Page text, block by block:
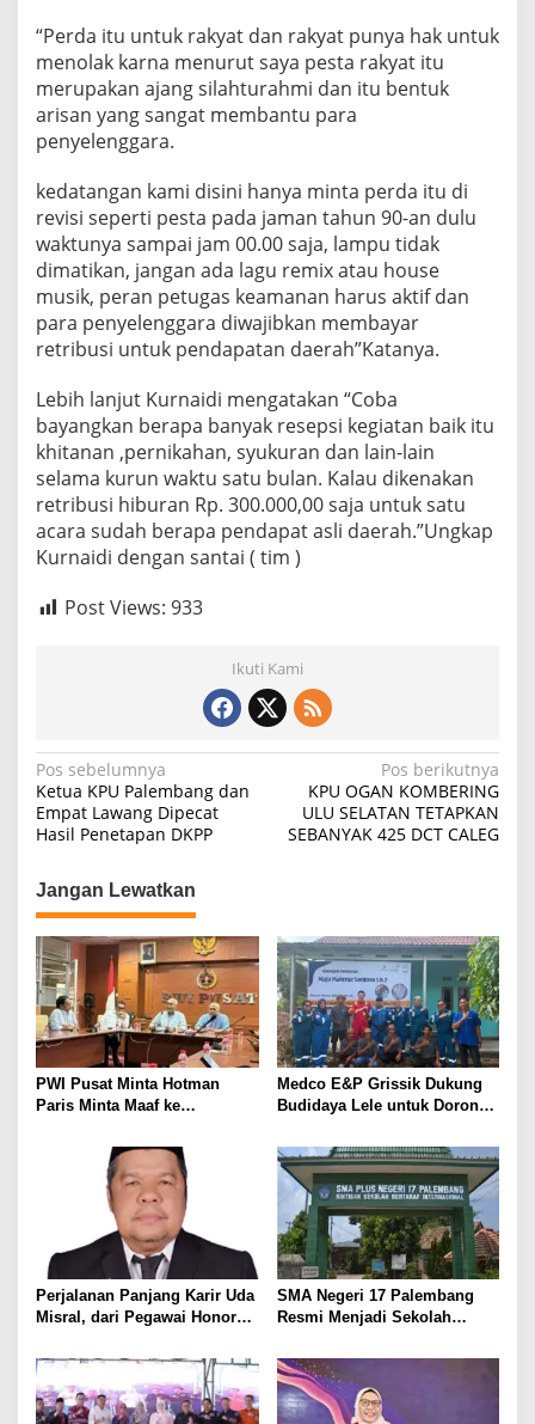
“Perda itu untuk rakyat dan rakyat punya hak untuk
menolak karna menurut saya pesta rakyat itu
merupakan ajang silahturahmi dan itu bentuk
arisan yang sangat membantu para
penyelenggara.
kedatangan kami disini hanya minta perda itu di
revisi seperti pesta pada jaman tahun 90-an dulu
waktunya sampai jam 00.00 saja, lampu tidak
dimatikan, jangan ada lagu remix atau house
musik, peran petugas keamanan harus aktif dan
para penyelenggara diwajibkan membayar
retribusi untuk pendapatan daerah”Katanya.
Lebih lanjut Kurnaidi mengatakan “Coba
bayangkan berapa banyak resepsi kegiatan baik itu
khitanan ,pernikahan, syukuran dan lain-lain
selama kurun waktu satu bulan. Kalau dikenakan
retribusi hiburan Rp. 300.000,00 saja untuk satu
acara sudah berapa pendapat asli daerah.”Ungkap
Kurnaidi dengan santai ( tim )
Post Views: 933
Ikuti Kami
N
a
v
i
g
a
s
i
p
o
s
Pos sebelumnya
Ketua KPU Palembang dan
Empat Lawang Dipecat
Hasil Penetapan DKPP
Pos berikutnya
KPU OGAN KOMBERING
ULU SELATAN TETAPKAN
SEBANYAK 425 DCT CALEG
Jangan Lewatkan
PWI Pusat Minta Hotman
Paris Minta Maaf ke
Pers Harus Dihormati
Medco E&P Grissik Dukung
Budidaya Lele untuk Dorong
Masyarakat
Perjalanan Panjang Karir Uda
Misral, dari Pegawai Honorer
Karir Jabatan Struktural
Eselon III
SMA Negeri 17 Palembang
Resmi Menjadi Sekolah